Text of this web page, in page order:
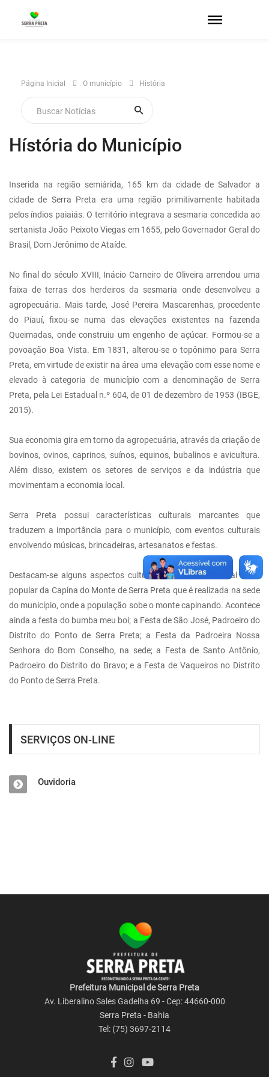
Página Inicial O município História
Hístória do Município
Inserida na região semiárida, 165 km da cidade de Salvador a
cidade de Serra Preta era uma região primitivamente habitada
pelos índios paiaiás. O território integrava a sesmaria concedida ao
sertanista João Peixoto Viegas em 1655, pelo Governador Geral do
Brasil, Dom Jerônimo de Ataíde.
No final do século XVIII, Inácio Carneiro de Oliveira arrendou uma
faixa de terras dos herdeiros da sesmaria onde desenvolveu a
agropecuária. Mais tarde, José Pereira Mascarenhas, procedente
do Piauí, fixou-se numa das elevações existentes na fazenda
Queimadas, onde construiu um engenho de açúcar. Formou-se a
povoação Boa Vista. Em 1831, alterou-se o topônimo para Serra
Preta, em virtude de existir na área uma elevação com esse nome e
elevado à categoria de município com a denominação de Serra
Preta, pela Lei Estadual n.º 604, de 01 de dezembro de 1953 (IBGE,
2015).
Sua economia gira em torno da agropecuária, através da criação de
bovinos, ovinos, caprinos, suínos, equinos, bubalinos e avicultura.
Além disso, existem os setores de serviços e da indústria que
movimentam a economia local.
Serra Preta possui características culturais marcantes que
traduzem a importância para o município, com eventos culturais
envolvendo músicas, brincadeiras, artesanatos e festas.
Destacam-se alguns aspectos culturais como a tradicional festa
popular da Capina do Monte de Serra Preta que é realizada na sede
do município, onde a população sobe o monte capinando. Acontece
ainda a festa do bumba meu boi; a Festa de São José, Padroeiro do
Distrito do Ponto de Serra Preta; a Festa da Padroeira Nossa
Senhora do Bom Conselho, na sede; a Festa de Santo Antônio,
Padroeiro do Distrito do Bravo; e a Festa de Vaqueiros no Distrito
do Ponto de Serra Preta.
SERVIÇOS ON-LINE
Ouvidoria
Prefeitura Municipal de Serra Preta
Av. Liberalino Sales Gadelha 69 - Cep: 44660-000
Serra Preta - Bahia
Tel: (75) 3697-2114